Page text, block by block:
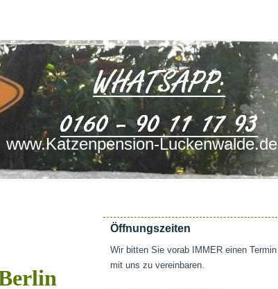
www.Katzenpension-Luckenwalde.de
Öffnungszeiten
Wir bitten Sie vorab IMMER einen Termin
mit uns zu vereinbaren.